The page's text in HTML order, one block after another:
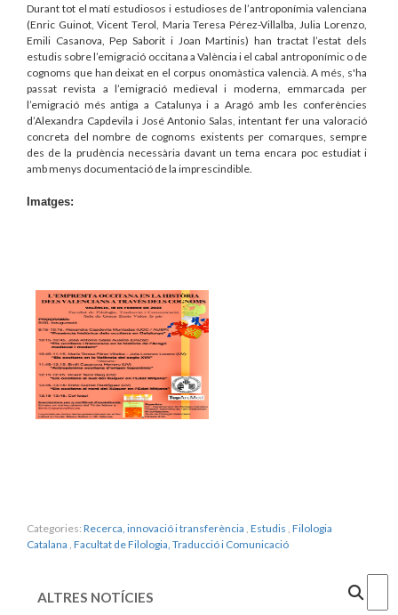
Durant tot el matí estudiosos i estudioses de l’antroponímia valenciana
(Enric Guinot, Vicent Terol, Maria Teresa Pérez-Villalba, Julia Lorenzo,
Emili Casanova,Pep Saborit i Joan Martinis) han tractat l’estat dels
estudis sobre l’emigració occitana a València i el cabal antroponímic o de
cognoms que han deixat en el corpus onomàstica valencià. A més, s'ha
passat revista a l’emigració medieval i moderna, emmarcada per
l’emigració més antiga a Catalunya i a Aragó amb les conferències
d’Alexandra Capdevila i José Antonio Salas, intentant fer una valoració
concreta del nombre de cognoms existents per comarques, sempre
des de la prudència necessària davant un tema encara poc estudiat i
amb menys documentació de la imprescindible.
Imatges:
Categories: Recerca, innovació i transferència Estudis Filologia
Catalana Facultat de Filologia, Traducció i Comunicació
ALTRES NOTÍCIES